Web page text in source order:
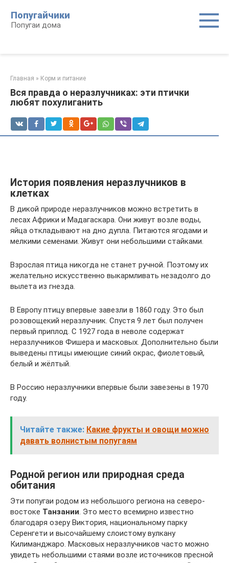
контенту
Попугайчики
Попугаи дома
Главная » Корм и питание
Вся правда о неразлучниках: эти птички
любят похулиганить
История появления неразлучников в
клетках
В дикой природе неразлучников можно встретить в
лесах Африки и Мадагаскара. Они живут возле воды,
яйца откладывают на дно дупла. Питаются ягодами и
мелкими семенами. Живут они небольшими стайками.
Взрослая птица никогда не станет ручной. Поэтому их
желательно искусственно выкармливать незадолго до
вылета из гнезда.
В Европу птицу впервые завезли в 1860 году. Это был
розовощекий неразлучник. Спустя 9 лет был получен
первый приплод. С 1927 года в неволе содержат
неразлучников Фишера и масковых. Дополнительно были
выведены птицы имеющие синий окрас, фиолетовый,
белый и жёлтый.
В Россию неразлучники впервые были завезены в 1970
году.
Читайте также: Какие фрукты и овощи можно
давать волнистым попугаям
Родной регион или природная среда
обитания
Эти попугаи родом из небольшого региона на северо-
востоке Танзании. Это место всемирно известно
благодаря озеру Виктория, национальному парку
Серенгети и высочайшему слоистому вулкану
Килиманджаро. Масковых неразлучников часто можно
увидеть небольшими стаями возле источников пресной